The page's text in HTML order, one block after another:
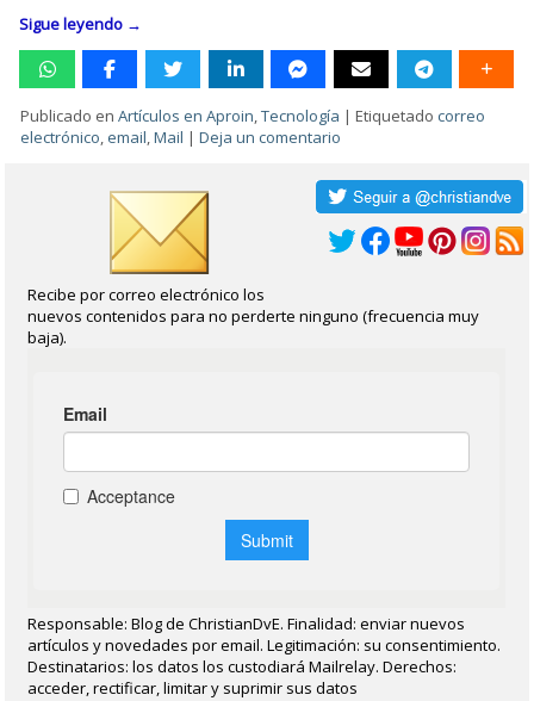
Sigue leyendo →
Publicado en Artículos en Aproin,Tecnología |Etiquetado correo
electrónico, email,Mail |Deja un comentario
Recibe por correo electrónico los
nuevos contenidos para no perderte ninguno (frecuencia muy
baja).
Responsable: Blog de ChristianDvE. Finalidad: enviar nuevos
artículos y novedades por email. Legitimación: su consentimiento.
Destinatarios: los datos los custodiará Mailrelay. Derechos:
acceder, rectificar, limitar y suprimir sus datos